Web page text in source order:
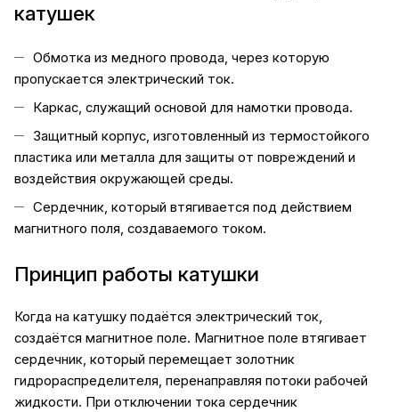
катушек
Обмотка из медного провода, через которую
пропускается электрический ток.
Каркас, служащий основой для намотки провода.
Защитный корпус, изготовленный из термостойкого
пластика или металла для защиты от повреждений и
воздействия окружающей среды.
Сердечник, который втягивается под действием
магнитного поля, создаваемого током.
Принцип работы катушки
Когда на катушку подаётся электрический ток,
создаётся магнитное поле. Магнитное поле втягивает
сердечник, который перемещает золотник
гидрораспределителя, перенаправляя потоки рабочей
жидкости. При отключении тока сердечник